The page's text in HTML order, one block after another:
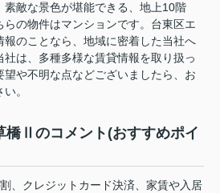
素敵な景色が堪能できる、地上10階
らの物件はマンションです。台東区エ
報のことなら、地域に密着した当社へ
社は、多種多様な賃貸情報を取り扱っ
望や不明な点などございましたら、お
。
橋Ⅱのコメント(おすすめポイ
、クレジットカード決済、家賃や入居